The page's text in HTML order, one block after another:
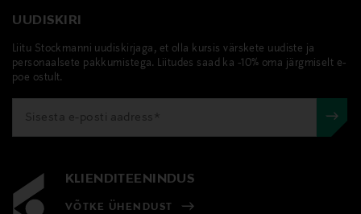
UUDISKIRI
Liitu Stockmanni uudiskirjaga, et olla kursis värskete uudiste ja
personaalsete pakkumistega. Liitudes saad ka -10% oma järgmiselt e-
poe ostult.
KLIENDITEENINDUS
VÕTKE ÜHENDUST